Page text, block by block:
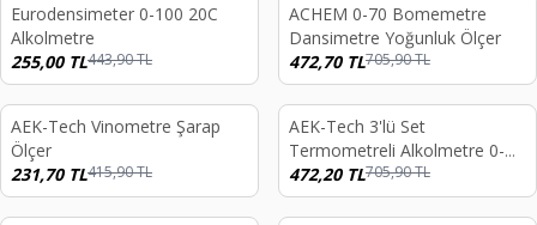
%43
Eurodensimeter 0-100 20C
Alkolmetre
255,00TL443,90TL
%33
ACHEM 0-70 Bomemetre
Dansimetre Yoğunluk Ölçer
472,70TL705,90TL
%44
AEK-Tech Vinometre Şarap
Ölçer
231,70TL415,90TL
%33
AEK-Tech 3'lü Set
Termometreli Alkolmetre 0-
40-70-100
472,20TL705,90TL